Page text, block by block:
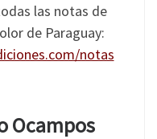
las notas de
de Paraguay:
notas
Ocampos